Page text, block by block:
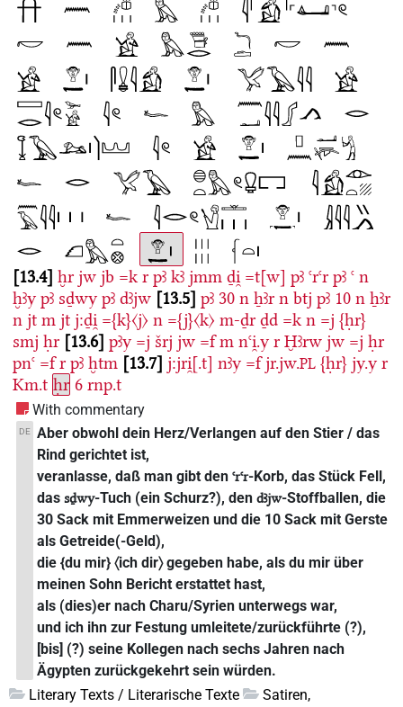
13.4 ḫr jw jb =k r pꜣ kꜣ jmm ḏi̯ =t[w] pꜣ ꜥrꜥr pꜣ ꜥ n
ḫꜣy pꜣ sḏwy pꜣ dꜣjw 13.5 pꜣ 30 n ẖꜣr n btj pꜣ 10 n ẖꜣr
n jt m jt j:ḏi̯ ={k}〈j〉 n ={j}〈k〉 m-ḏr ḏd =k n =j {ḥr}
smj ḥr 13.6 pꜣy =j šrj jw =f m nꜥi̯.y r Ḫꜣrw jw =j ḥr
pnꜥ =f r pꜣ ḫtm 13.7 j:jri̯[.t] nꜣy =f jr.jw.PL {ḥr} jy.y r
Km.t ḥr 6 rnp.t
With commentary
DE Aber obwohl dein Herz/Verlangen auf den Stier / das
Rind gerichtet ist,
veranlasse, daß man gibt denꜥrꜥr-Korb, das Stück Fell,
dassḏwy-Tuch (ein Schurz?), dendꜣjw-Stoffballen, die
30 Sack mit Emmerweizen und die 10 Sack mit Gerste
als Getreide(-Geld),
die {du mir} 〈ich dir〉 gegeben habe, als du mir über
meinen Sohn Bericht erstattet hast,
als (dies)er nach Charu/Syrien unterwegs war,
und ich ihn zur Festung umleitete/zurückführte (?),
[bis] (?) seine Kollegen nach sechs Jahren nach
Ägypten zurückgekehrt sein würden.
Literary Texts / Literarische Texte
Satiren,